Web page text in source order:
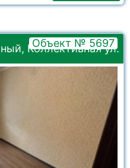
Коллективная ул.
Объект № 5697